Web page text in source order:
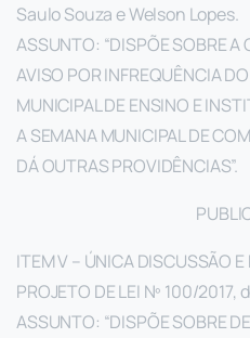
Saulo Souza e Welson Lopes.
ASSUNTO: “DISPÕE SOBRE A
AVISO POR INFREQUÊNCIA
MUNICIPAL DE ENSINO E
A SEMANA MUNICIPAL DE
DÁ OUTRAS PROVIDÊNCIAS”.
ITEM V – ÚNICA DISCUSSÃO
PROJETO DE LEI Nº 100/
ASSUNTO: “DISPÕE SOBRE